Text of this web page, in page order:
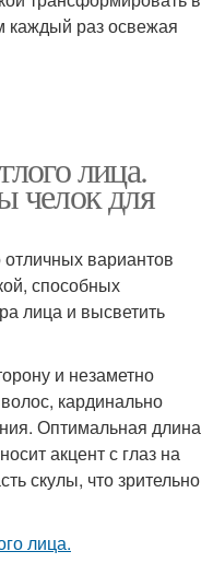
каждый раз освежая
лица.
челок для
вариантов
способных
лица и высветить
и незаметно
кардинально
Оптимальная длина
акцент с глаз на
скулы, что зрительно